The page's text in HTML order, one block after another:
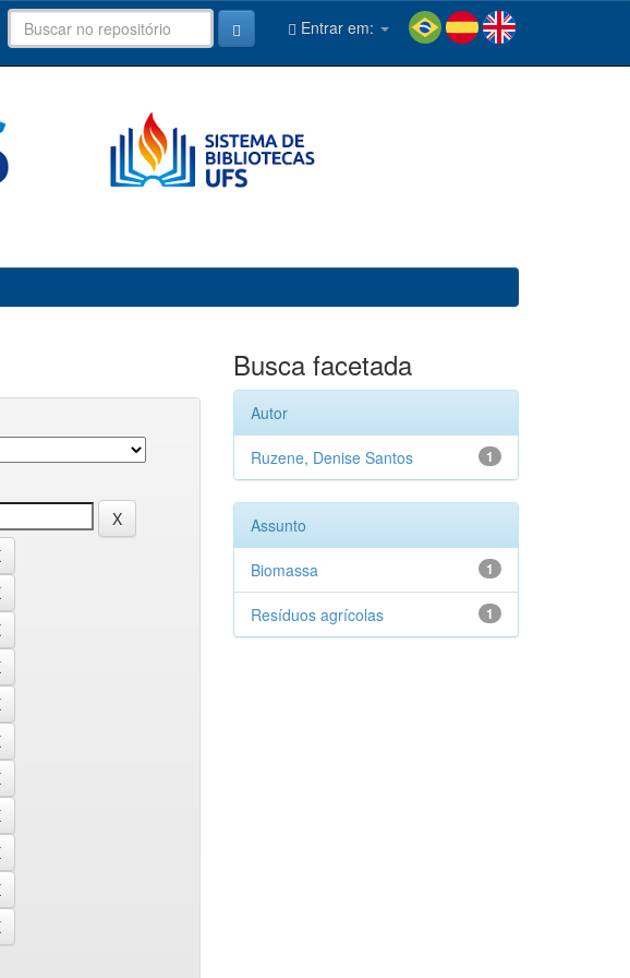
Entrar em:
Busca facetada
Autor
1
Ruzene, Denise Santos
Assunto
1
Biomassa
1
Resíduos agrícolas